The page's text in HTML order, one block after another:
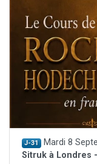
J-31 Mardi 8
Sitruk à Londres